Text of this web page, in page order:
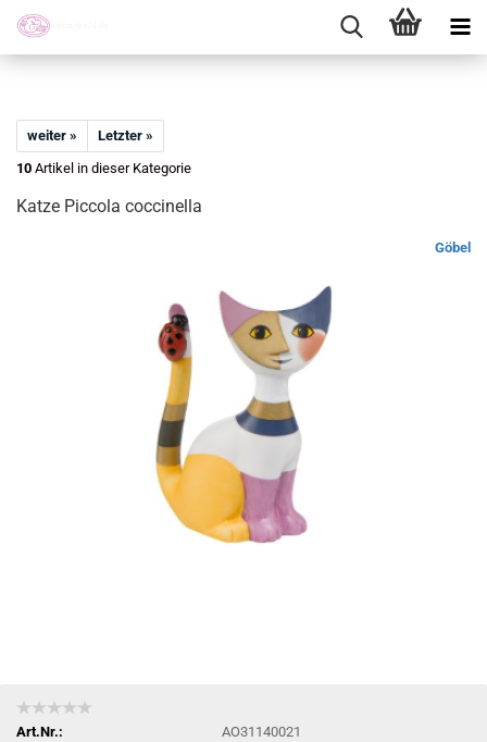
weiter »
Letzter »
10 Artikel in dieser Kategorie
Katze Piccola coccinella
Göbel
Art.Nr.:
AO31140021